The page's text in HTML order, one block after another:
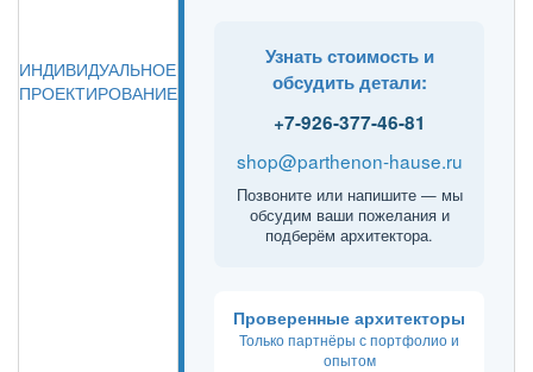
ИНДИВИДУАЛЬНОЕ
ПРОЕКТИРОВАНИЕ
Узнать стоимость и
обсудить детали:
+7-926-377-46-81
shop@parthenon-hause.ru
Позвоните или напишите — мы
обсудим ваши пожелания и
подберём архитектора.
Проверенные архитекторы
Только партнёры с портфолио и
опытом